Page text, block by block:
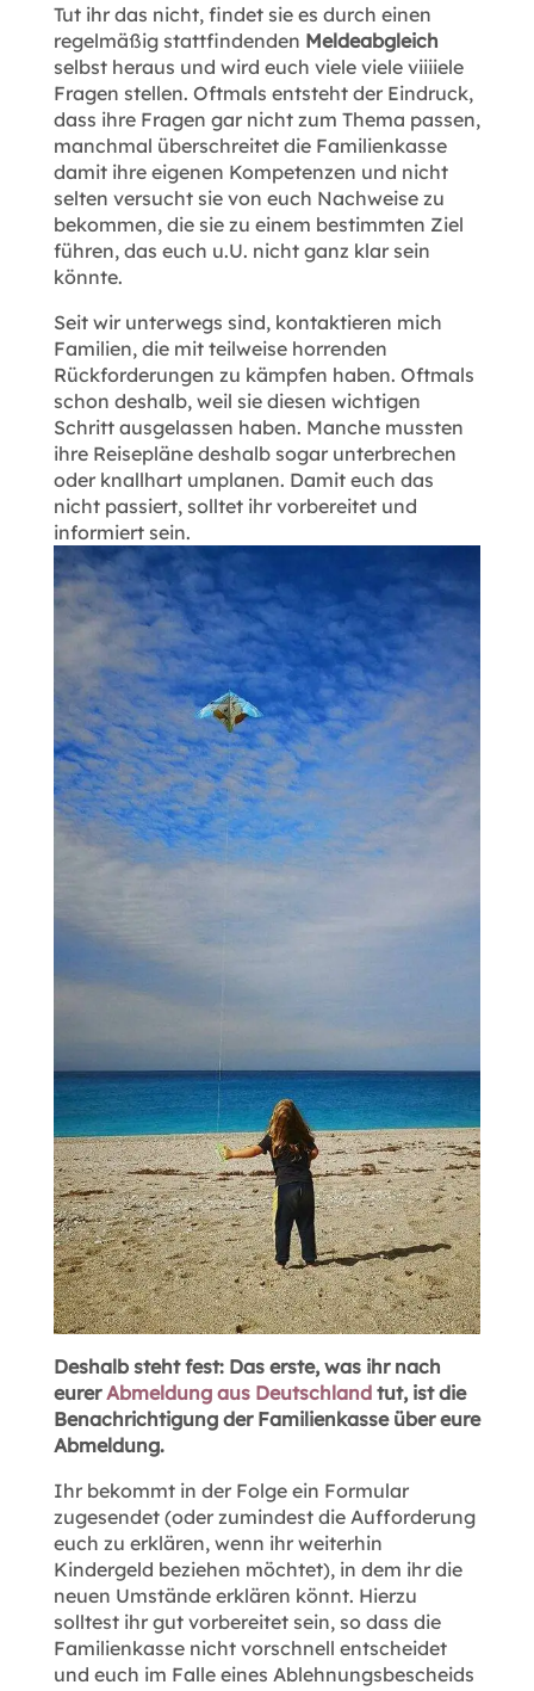
Tut ihr das nicht, findet sie es durch einen
regelmäßig stattfindenden Meldeabgleich
selbst heraus und wird euch viele viele viiiiele
Fragen stellen. Oftmals entsteht der Eindruck,
dass ihre Fragen gar nicht zum Thema passen,
manchmal überschreitet die Familienkasse
damit ihre eigenen Kompetenzen und nicht
selten versucht sie von euch Nachweise zu
bekommen, die sie zu einem bestimmten Ziel
führen, das euch u.U. nicht ganz klar sein
könnte.
Seit wir unterwegs sind, kontaktieren mich
Familien, die mit teilweise horrenden
Rückforderungen zu kämpfen haben. Oftmals
schon deshalb, weil sie diesen wichtigen
Schritt ausgelassen haben. Manche mussten
ihre Reisepläne deshalb sogar unterbrechen
oder knallhart umplanen. Damit euch das
nicht passiert, solltet ihr vorbereitet und
informiert sein.
Deshalb steht fest: Das erste, was ihr nach
eurerAbmeldung aus Deutschlandtut, ist die
Benachrichtigung der Familienkasse über eure
Abmeldung.
Ihr bekommt in der Folge ein Formular
zugesendet (oder zumindest die Aufforderung
euch zu erklären, wenn ihr weiterhin
Kindergeld beziehen möchtet), in dem ihr die
neuen Umstände erklären könnt. Hierzu
solltest ihr gut vorbereitet sein, so dass die
Familienkasse nicht vorschnell entscheidet
und euch im Falle eines Ablehnungsbescheids